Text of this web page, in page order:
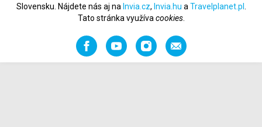
Slovensku. Nájdete nás aj na Invia.cz, Invia.hu a Travelplanet.pl
Tato stránka využíva cookies.
FacebookYouTubeInstagramOdporučiť